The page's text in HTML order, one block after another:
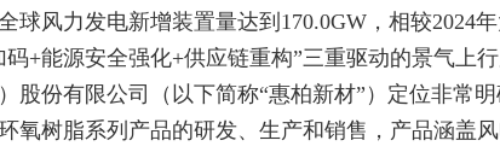
风力发电新增装置量达到170.0GW，相较2024年
+能源安全强化+供应链重构”三重驱动的景气上行
份有限公司（以下简称“惠柏新材”）定位非常明
氧树脂系列产品的研发、生产和销售，产品涵盖